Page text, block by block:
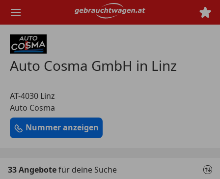
Hauptinhalt
Auto Cosma GmbH in Linz
AT-4030 Linz
Auto Cosma
Nummer anzeigen
33 Angebotefür deine Suche